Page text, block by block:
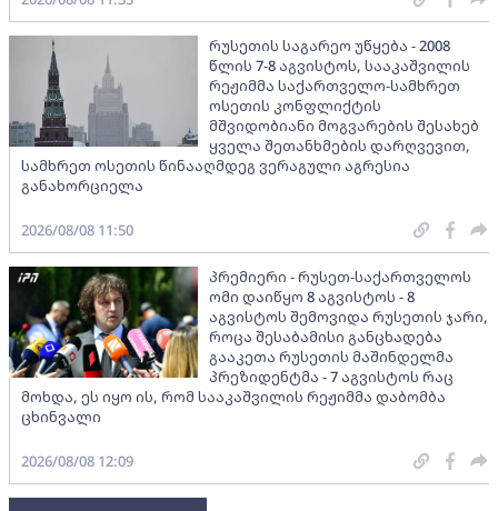
რუსეთის საგარეო უწყება - 2008
წლის 7-8 აგვისტოს, სააკაშვილის
რეჟიმმა საქართველო-სამხრეთ
ოსეთის კონფლიქტის
მშვიდობიანი მოგვარების შესახებ
ყველა შეთანხმების დარღვევით,
სამხრეთ ოსეთის წინააღმდეგ ვერაგული აგრესია
განახორციელა
2026/08/08 11:50
პრემიერი - რუსეთ-საქართველოს
ომი დაიწყო 8 აგვისტოს - 8
აგვისტოს შემოვიდა რუსეთის ჯარი,
როცა შესაბამისი განცხადება
გააკეთა რუსეთის მაშინდელმა
პრეზიდენტმა - 7 აგვისტოს რაც
მოხდა, ეს იყო ის, რომ სააკაშვილის რეჟიმმა დაბომბა
ცხინვალი
2026/08/08 12:09